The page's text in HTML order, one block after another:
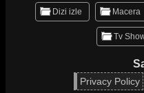
Dizi izle Macera
Tv
Privacy Policy